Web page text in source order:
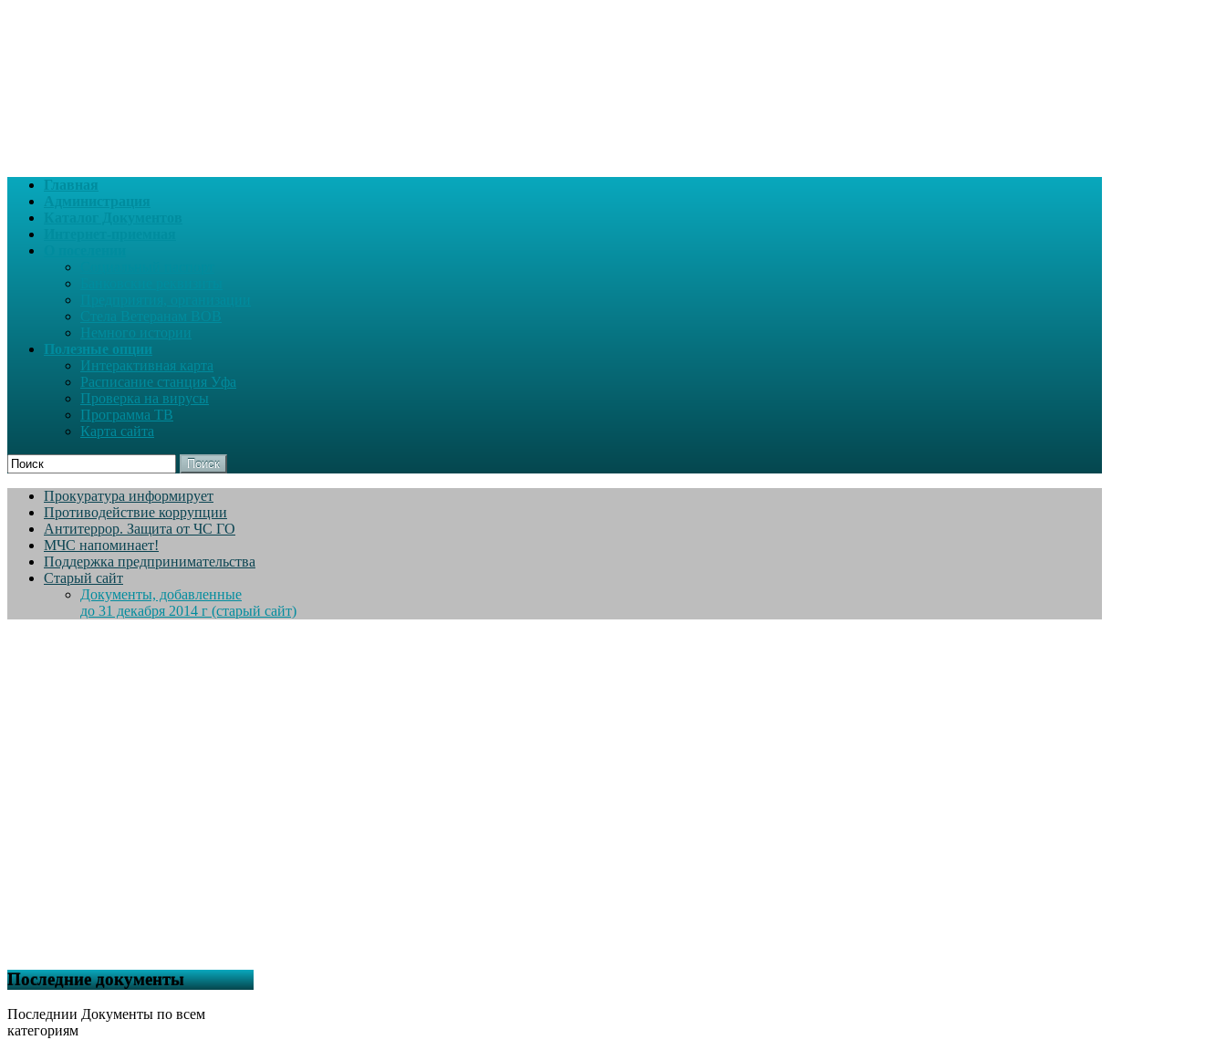
Главная
Администрация
Немного истории
Полезные опции
Интерактивная карта
Расписание станция Уфа
Проверка на вирусы
Программа ТВ
Карта сайта
Поиск
Прокуратура информирует
Противодействие коррупции
Антитеррор. Защита от ЧС ГО
МЧС напоминает!
Поддержка предпринимательства
Старый сайт
Документы, добавленные
до 31 декабря 2014 г (старый сайт)
Последние документы
Последнии Документы по всем
категориям